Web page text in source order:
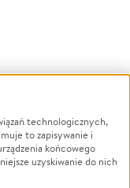
Powódź
Wichura
NGO
technologicznych,
to zapisywanie i
końcowego
uzyskiwanie do nich